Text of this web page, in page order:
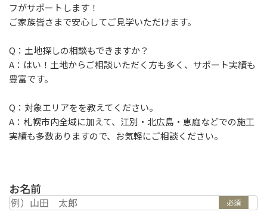
フがサポートします！
ご家族皆さまで安心してご見学いただけます。
Q：土地探しの相談もできますか？
A：はい！土地からご相談いただく方も多く、サポート実績も
豊富です。
Q：対象エリアをを教えてください。
A：札幌市内全域に加えて、江別・北広島・恵庭などでの施工
実績も多数ありますので、お気軽にご相談ください。
お名前
必須